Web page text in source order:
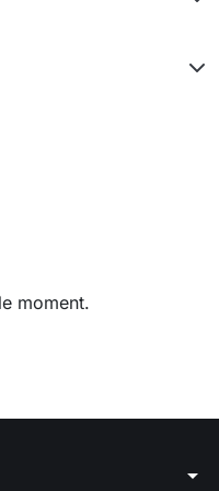
moment.
arrow_drop_down